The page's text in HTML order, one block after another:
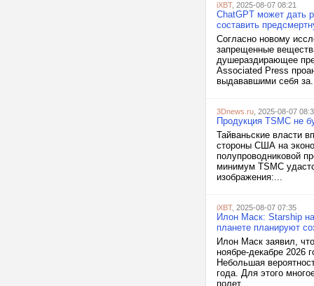
iXBT, 2025-08-07 08:21
ChatGPT может дать
составить
Согласно новому
запрещенные
душераздирающее
Associated Press
выдававшими себя
3Dnews.ru , 2025-08-07
Продукция TSMC не
Тайваньские власти
стороны США на
полупроводниковой
минимум TSMC
изображения:...
iXBT, 2025-08-07 07:35
Илон Маск: Starship
планете планируют
Илон Маск заявил,
ноябре-декабре 2026
Небольшая
года. Для этого
полет...